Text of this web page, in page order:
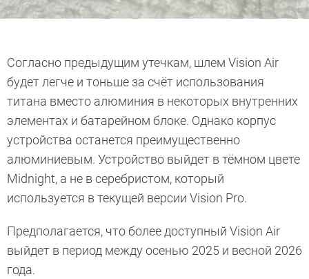
Согласно предыдущим утечкам, шлем Vision Air
будет легче и тоньше за счёт использования
титана вместо алюминия в некоторых внутренних
элементах и батарейном блоке. Однако корпус
устройства останется преимущественно
алюминиевым. Устройство выйдет в тёмном цвете
Midnight, а не в серебристом, который
используется в текущей версии Vision Pro.
Предполагается, что более доступный Vision Air
выйдет в период между осенью 2025 и весной 2026
года.